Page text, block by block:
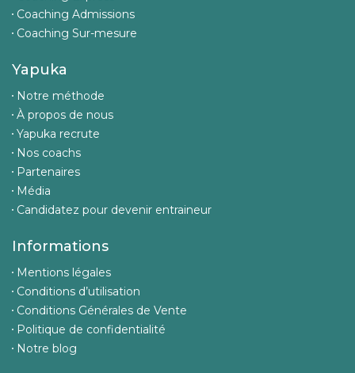
Coaching Admissions
Coaching Sur-mesure
Yapuka
Notre méthode
À propos de nous
Yapuka recrute
Nos coachs
Partenaires
Média
Candidatez pour devenir entraineur
Informations
Mentions légales
Conditions d’utilisation
Conditions Générales de Vente
Politique de confidentialité
Notre blog